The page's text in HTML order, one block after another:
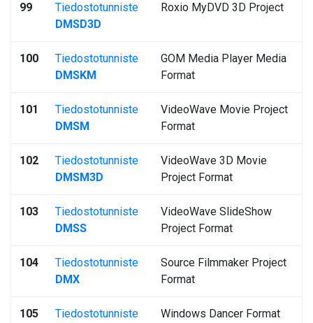
99
Tiedostotunniste
DMSD3D
Roxio MyDVD 3D Project
100
Tiedostotunniste
DMSKM
GOM Media Player Media
Format
101
Tiedostotunniste
DMSM
VideoWave Movie Project
Format
102
Tiedostotunniste
DMSM3D
VideoWave 3D Movie
Project Format
103
Tiedostotunniste
DMSS
VideoWave SlideShow
Project Format
104
Tiedostotunniste
DMX
Source Filmmaker Project
Format
105
Tiedostotunniste
Windows Dancer Format